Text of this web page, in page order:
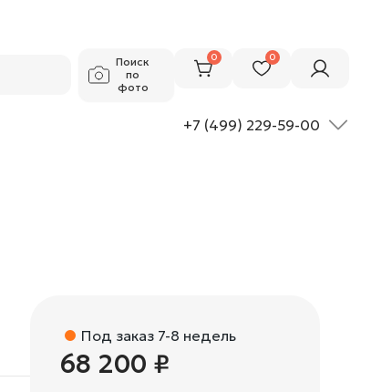
Поиск
по
фото
0 0
+7 (499) 229-59-00
Под заказ 7-8 недель
68 200 ₽